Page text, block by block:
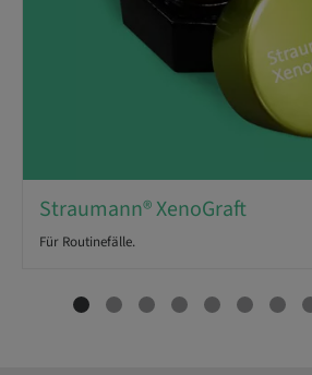
Straumann® XenoGraft
Für Routinefälle.